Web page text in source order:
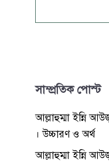
সাম্প্রতিক পোস্ট
আল্লাহুম্মা ইন্নি
। উচ্চারণ ও অর্থ
আল্লাহুম্মা ইন্নি